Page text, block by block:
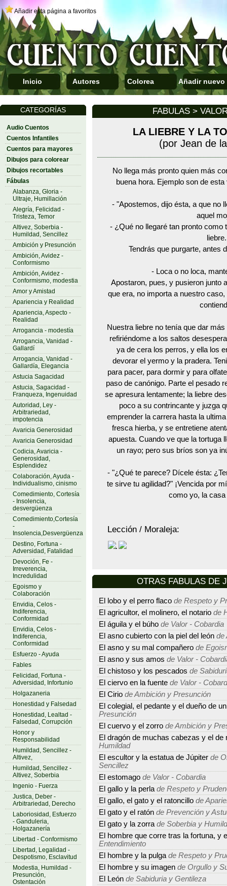
Añadir esta página a favoritos
Inicio Autores Colorea Añadir nuevo
CATEGORÍAS
Audio Cuentos
Cuentos Infantiles
Cuentos para mayores
Dibujos para colorear
Dibujos recortables
Fábulas
Alabanza, Gloria -
Ultraje, Humillación
Alegría, Felicidad -
Tristeza, Temor
Altivez, Soberbia -
Humildad, Sencillez
Ambición y Presunción
Ambición, Avidez -
Conformismo
Ambición, Avidez -
Conformismo, modestia
Amor y Amistad
Apariencia y Realidad
Apariencia, Aspecto -
Realidad
Arrogancia - modestía
Arrogancia, Vanidad -
Gallardí
Arrogancia, Vanidad -
Gallardía, Elegancia
Astucia Sagacidad
Astucia, Sagacidad -
Franqueza, Ingenuidad
Autoridad, Ley -
Arbitrariedad,
impotencia
Avaricia Generosidad
Avaricia Generosidad
Codicia, Avaricia -
Generosidad,
Esplendidez
Colaboración, Ayuda -
Individualismo, cinismo
Comedimiento, Cortesía
- Insolencia,
desvergüenza
Comedimiento,Cortesía
-
Insolencia,Desvergüenza
Destino, Fortuna -
Adversidad, Fatalidad
Devoción, Fe -
Irreverencia,
Incredulidad
Egoismo y
Colaboración
Envidia, Celos -
Indiferencia,
Conformidad
Envidia, Celos -
Indiferencia,
Conformidad
Esfuerzo - Ayuda
Fables
Felicidad, Fortuna -
Adversidad, Infortunio
Holgazaneria
Honestidad y Falsedad
Honestidad, Lealtad -
Falsedad, Corrupción
Honor y
Responsabilidad
Humildad, Sencillez -
Altivez,
Humildad, Sencillez -
Altivez, Soberbia
Ingenio - Fuerza
Justica, Deber -
Arbitrariedad, Derecho
Laboriosidad, Esfuerzo
- Ganduleria,
Holgazanería
Libertad - Conformismo
Libertad, Legalidad -
Despotismo, Esclavitud
Modestia, Humildad -
Presunción,
Ostentación
FABULAS >
LA LIEBRE Y LA
(por Jean de
No llega más pronto quien más
buena hora. Ejemplo son de
- "Apostemos, dijo ésta, a que no
aquel
- ¿Qué no llegaré tan pronto
liebre.
Tendrás que purgarte, antes
- Loca o no loca,
Apostaron, pues, y pusieron junto
que era, no importa a nuestro
Nuestra liebre no tenía que dar
refiriéndome a los saltos
ya de cera los perros, y ella los
devorar el yermo y la pradera.
para pacer, para dormir y para
paso de canónigo. Parte el pesado
se apresura lentamente; la liebre
poco a su contrincante y juzga
emprender la carrera hasta la
fresca hierba, y se entretiene
apuesta. Cuando ve que la tortuga
un rayo; pero sus bríos son ya
- "¿Qué te parece? Dícele ésta:
te sirve tu agilidad?" ¡Vencida por
como yo, la
Lección / Moraleja:
.
OTRAS FABULAS DE
El lobo y el perro flaco de Respeto y
El agricultor, el molinero, el notario de
El águila y el búho de Valor - Cobardia
El asno cubierto con la piel del león de
El asno y su mal compañero de
El asno y sus amos de Valor -
El chistoso y los pescados de
El ciervo en la fuente de Valor -
El Cirio de Ambición y Presunción
El colegial, el pedante y el dueño de
Presunción
El cuervo y el zorro de Ambición y
El dragón de muchas cabezas y el de
Humildad
El escultor y la estatua de Júpiter de
Sencillez
El estomago de Valor - Cobardia
El gallo y la perla de Respeto y
El gallo, el gato y el ratoncillo de
El gato y el ratón de Prevención y
El gato y la zorra de Soberbia y
El hombre que corre tras la fortuna, y
Entendimiento
El hombre y la pulga de Respeto y
El hombre y su imagen de Orgullo y
El León de Sabiduria y Gentileza